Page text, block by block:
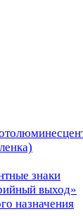
знаки
выход»
назначения